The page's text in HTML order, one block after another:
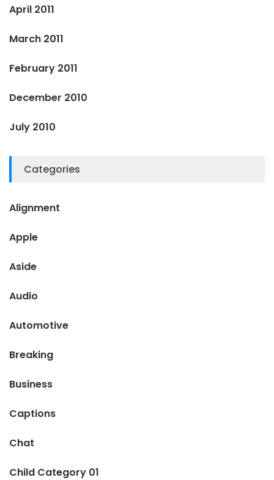
April 2011
March 2011
February 2011
December 2010
July 2010
Categories
Alignment
Apple
Aside
Audio
Automotive
Breaking
Business
Captions
Chat
Child Category 01